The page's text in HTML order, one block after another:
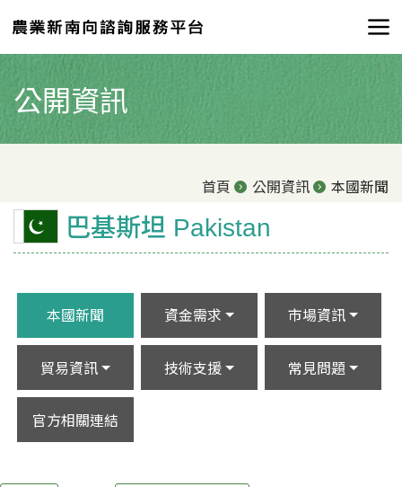
公開資訊
首頁 公開資訊 本國新聞
巴基斯坦 Pakistan
本國新聞 資金需求 市場資訊
貿易資訊 技術支援 常見問題
官方相關連結